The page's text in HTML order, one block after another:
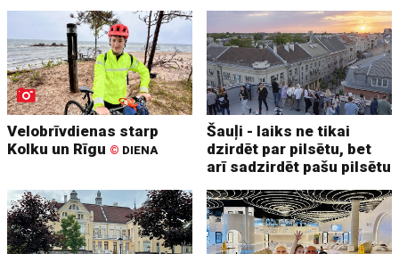
Velobrīvdienas starp
Kolku un Rīgu © DIENA
Šauļi - laiks ne tikai
dzirdēt par pilsētu, bet
arī sadzirdēt pašu pilsētu